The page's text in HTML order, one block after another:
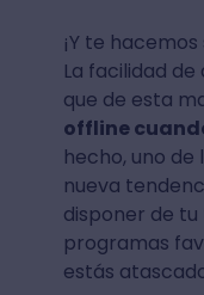
¡Y te
La facilidad
que de esta
offline
hecho, uno
nueva
disponer de
programas
estás